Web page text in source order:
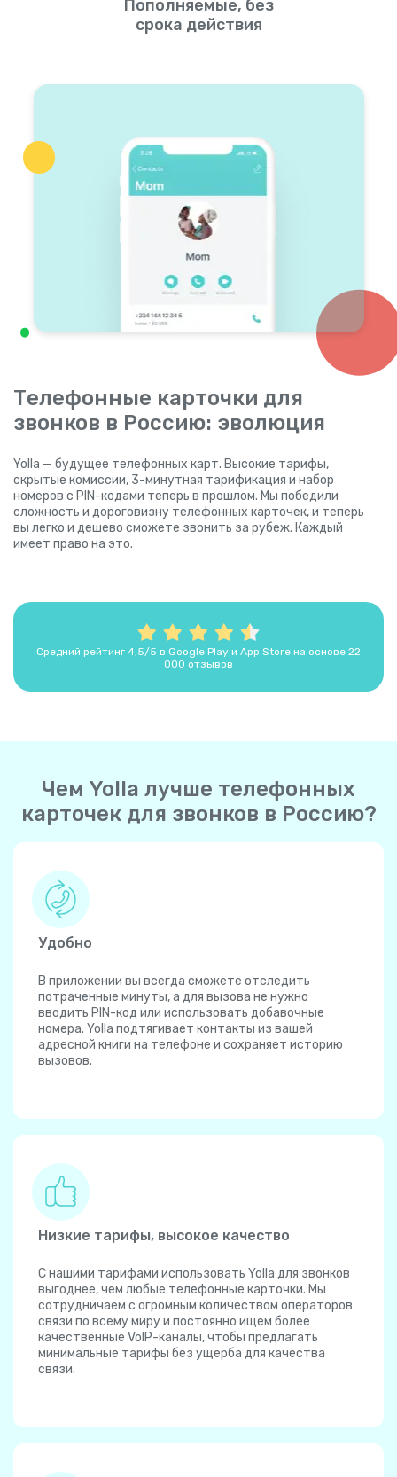
Пополняемые, без
срока действия
Телефонные карточки для
звонков в Россию: эволюция
Yolla — будущее телефонных карт. Высокие тарифы,
скрытые комиссии, 3-минутная тарификация и набор
номеров с PIN-кодами теперь в прошлом. Мы победили
сложность и дороговизну телефонных карточек, и теперь
вы легко и дешево сможете звонить за рубеж. Каждый
имеет право на это.
Средний рейтинг 4,5/5 в Google Play и App Store на основе 22
000 отзывов
Чем Yolla лучше телефонных
карточек для звонков в Россию?
Удобно
В приложении вы всегда сможете отследить
потраченные минуты, а для вызова не нужно
вводить PIN-код или использовать добавочные
номера. Yolla подтягивает контакты из вашей
адресной книги на телефоне и сохраняет историю
вызовов.
Низкие тарифы, высокое качество
С нашими тарифами использовать Yolla для звонков
выгоднее, чем любые телефонные карточки. Мы
сотрудничаем с огромным количеством операторов
связи по всему миру и постоянно ищем более
качественные VoIP-каналы, чтобы предлагать
минимальные тарифы без ущерба для качества
связи.